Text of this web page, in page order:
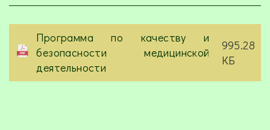
Программа по качеству и
безопасности медицинской
деятельности
995.28
КБ